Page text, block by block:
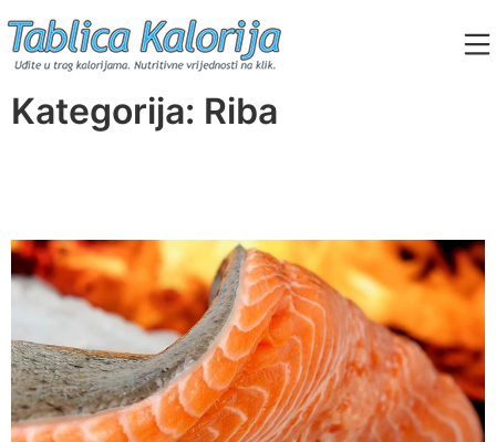
to
content
Tablica Kalorija
Kategorija: Riba